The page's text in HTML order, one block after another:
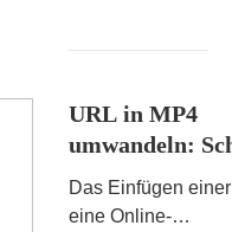
auswählen und
sie mit ganzem
Herzen singen.
URL in MP4
umwandeln:
für-Schritt-
Das Einfügen
eine Online-